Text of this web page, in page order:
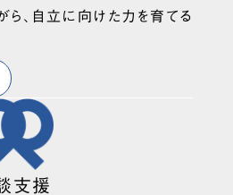
、自立に向けた力を育てる
支援